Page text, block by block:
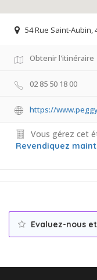
54 Rue Saint-Aubin,
Obtenir l'itinéraire
02 85 50 18 00
https://
Vous gérez cet
Revendiquez
Evaluez-nous